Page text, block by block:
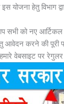
इस योजना हेतु विभाग
सभी को नए आर्टिकल
आवेदन करने की पूरी
वेबसाइट पर रेगुलर